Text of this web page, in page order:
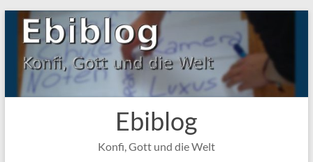
Zum
Inhalt
springen
Ebiblog
Konfi, Gott und die Welt